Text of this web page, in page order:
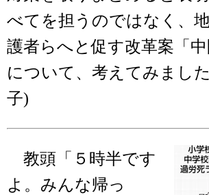
べてを担うのではなく、
護者らへと促す改革案「中
について、考えてみまし
子)
教頭「５時半です
よ。みんな帰っ